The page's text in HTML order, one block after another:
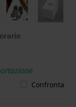
Confronta